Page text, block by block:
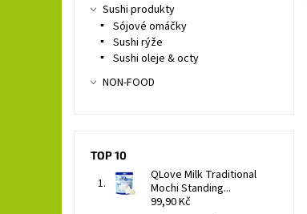
Sushi produkty
Sójové omáčky
Sushi rýže
Sushi oleje & octy
NON-FOOD
TOP 10
QLove Milk Traditional
Mochi Standing...
99,90 Kč